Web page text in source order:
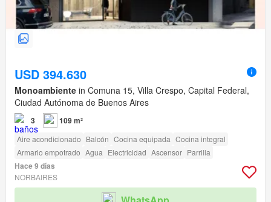
USD 394.630
Monoambiente in Comuna 15, Villa Crespo, Capital Federal,
Ciudad Autónoma de Buenos Aires
3 109 m²
Aire acondicionado Balcón Cocina equipada Cocina integral
Armario empotrado Agua Electricidad Ascensor Parrilla
Hace 9 días
NORBAIRES